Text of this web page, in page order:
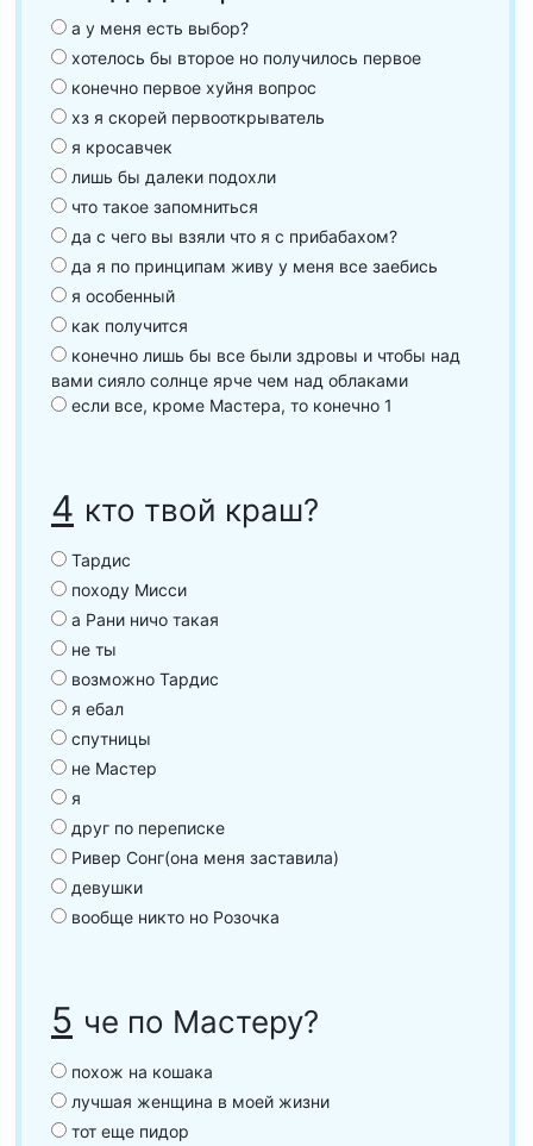
а у меня есть выбор?
хотелось бы второе но получилось первое
конечно первое хуйня вопрос
хз я скорей первооткрыватель
я кросавчек
лишь бы далеки подохли
что такое запомниться
да с чего вы взяли что я с прибабахом?
да я по принципам живу у меня все заебись
я особенный
как получится
конечно лишь бы все были здровы и чтобы над
вами сияло солнце ярче чем над облаками
если все, кроме Мастера, то конечно 1
4 кто твой краш?
Тардис
походу Мисси
а Рани ничо такая
не ты
возможно Тардис
я ебал
спутницы
не Мастер
я
друг по переписке
Ривер Сонг(она меня заставила)
девушки
вообще никто но Розочка
5 че по Мастеру?
похож на кошака
лучшая женщина в моей жизни
тот еще пидор